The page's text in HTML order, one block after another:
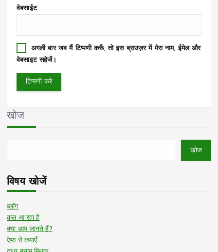
वेबसाईट
अगली बार जब मैं टिप्पणी करूँ, तो इस ब्राउज़र में मेरा नाम, ईमेल और
वेबसाइट सहेजें।
खोज
खोज
विषय खोजें
ब्लॉग
कल आ रहा है
क्या आप जानते हैं?
ऐप्स से कमाएँ